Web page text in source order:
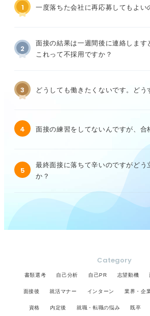
1 一度落ちた会社に再応募してもよい
2
面接の結果は一週間後に連絡します
これって不採用ですか？
3 どうしても働きたくないです。どう
4 面接の練習をしてないんですが、合
5
最終面接に落ちて辛いのですがどう
か？
Category
書類選考 自己分析 自己PR 志望動機
面接後 就活マナー インターン 業界・企
資格 内定後 就職・転職の悩み 既卒